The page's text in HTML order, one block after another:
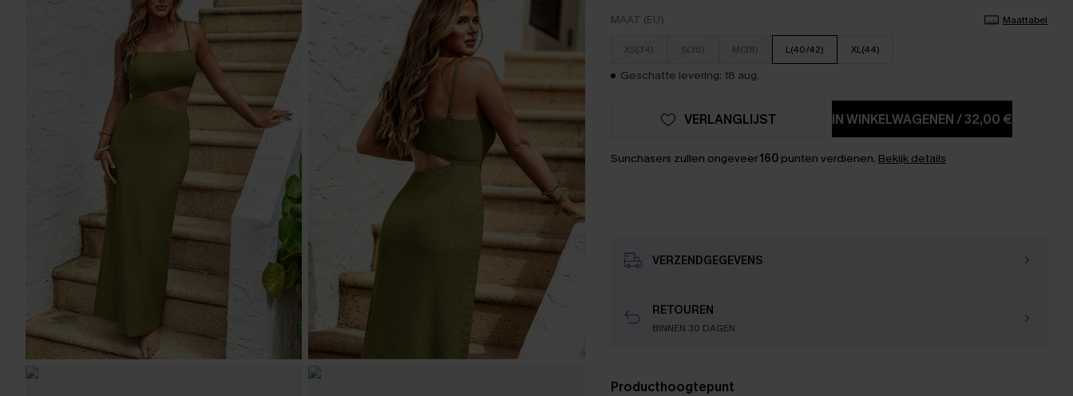
MAAT (EU) Maattabel
XS(34) S(36) M(38) L(40/42) XL(44)
Geschatte levering: 18 aug.
IN WINKELWAGENEN/32,00 €
VERLANGLIJST
Sunchasers zullen ongeveer160punten verdienen. Bekijk details
VERZENDGEGEVENS
RETOUREN
BINNEN 30 DAGEN
Producthoogtepunt